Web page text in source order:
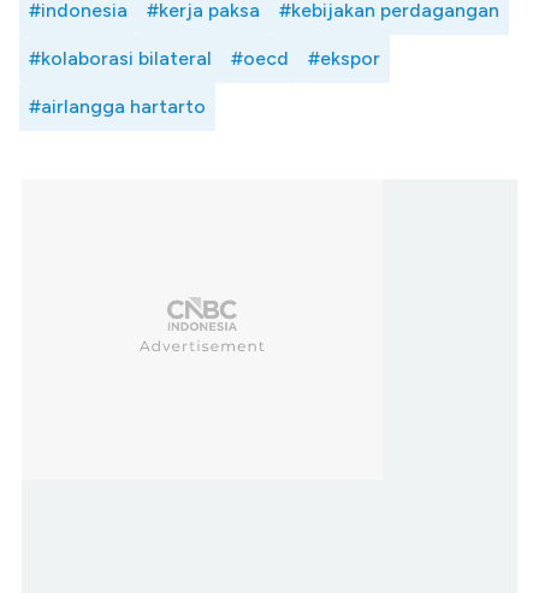
#indonesia #kerja paksa #kebijakan perdagangan
#kolaborasi bilateral #oecd #ekspor
#airlangga hartarto